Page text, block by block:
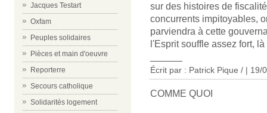
Jacques Testart
Oxfam
Peuples solidaires
Pièces et main d'oeuvre
Reporterre
Secours catholique
Solidarités logement
sur des histoires de
concurrents impitoyables,
parviendra à cette
l'Esprit souffle assez fort,
Écrit par : Patrick Pique / | 19/
COMME QUOI